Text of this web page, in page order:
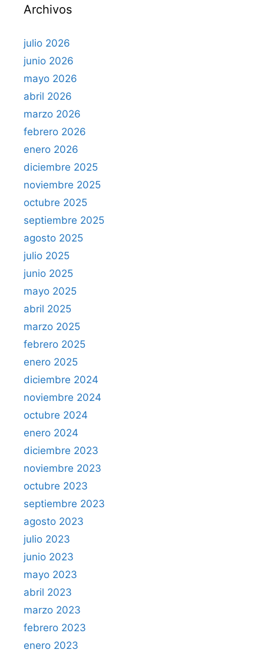
:Archivos
julio 2026
junio 2026
mayo 2026
abril 2026
marzo 2026
febrero 2026
enero 2026
diciembre 2025
noviembre 2025
octubre 2025
septiembre 2025
agosto 2025
julio 2025
junio 2025
mayo 2025
abril 2025
marzo 2025
febrero 2025
enero 2025
diciembre 2024
noviembre 2024
octubre 2024
enero 2024
diciembre 2023
noviembre 2023
octubre 2023
septiembre 2023
agosto 2023
julio 2023
junio 2023
mayo 2023
abril 2023
marzo 2023
febrero 2023
enero 2023